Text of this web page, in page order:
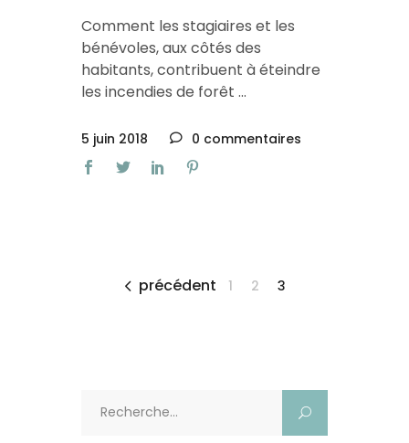
Comment les stagiaires et les
bénévoles, aux côtés des
habitants, contribuent à éteindre
les incendies de forêt
5 juin 2018 0 commentaires
précédent 1 2 3